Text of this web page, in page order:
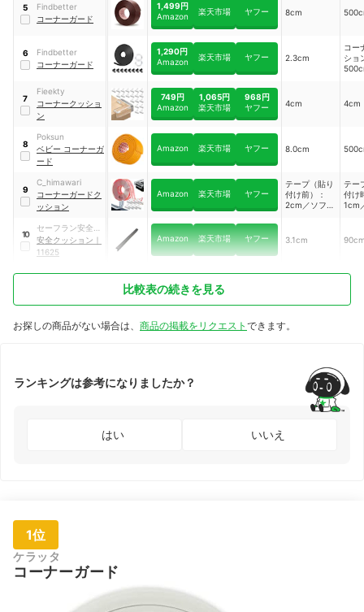
5
Findbetter
コーナーガード
1,499円
Amazon
楽天市場 ヤフー 8cm
6
Findbetter
コーナーガード
1,290円
Amazon
楽天市場 ヤフー 2.3cm
コー
ショ
7
Fieekty
コーナークッショ
ン
749円
Amazon
1,065円
楽天市場
968円
ヤフー
4cm 4cm
8
Poksun
ベビー コーナーガ
ード
Amazon 楽天市場 ヤフー 8.0cm
9
C_himawari
コーナーガードク
ッション
Amazon 楽天市場 ヤフー
テープ（貼り
付け前）：
2cm／ソフト
テー
付け
1cm
10
セーフラン安全用
品
安全クッション ｜
11625
Amazon 楽天市場 ヤフー 3.1cm
比較表の続きを見る
お探しの商品がない場合は、 商品の掲載をリクエスト できます。
ランキングは参考になりましたか？
はい いいえ
1位
ケラッタ
コーナーガード